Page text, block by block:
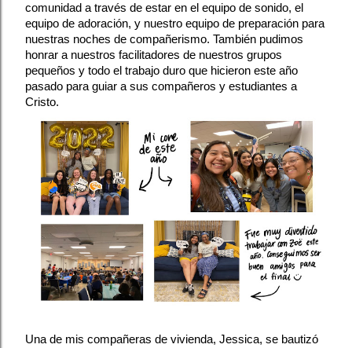
comunidad a través de estar en el equipo de sonido, el
equipo de adoración, y nuestro equipo de preparación para
nuestras noches de compañerismo. También pudimos
honrar a nuestros facilitadores de nuestros grupos
pequeños y todo el trabajo duro que hicieron este año
pasado para guiar a sus compañeros y estudiantes a
Cristo.
Una de mis compañeras de vivienda, Jessica, se bautizó